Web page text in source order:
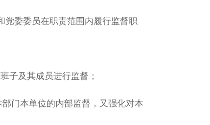
委委员在职责范围内履行监督职
子及其成员进行监督；
门本单位的内部监督，又强化对本